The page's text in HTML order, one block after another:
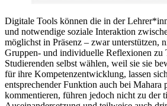
Digitale Tools können die in der
und notwendige soziale Interaktion
möglichst in Präsenz – zwar unterstützen,
Gruppen- und individuelle Reflexionen zu
Studierenden selbst wählen, weil sie sie
für ihre Kompetenzentwicklung, lassen
entsprechender Funktion auch bei Mahara
kommentieren, führen jedoch nicht zu der